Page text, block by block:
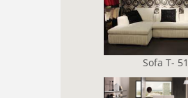
Sofa T- 51